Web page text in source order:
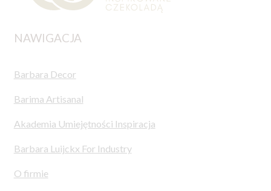
NAWIGACJA
Barbara Decor
Barima Artisanal
Akademia Umiejętności Inspiracja
Barbara Luijckx For Industry
O firmie